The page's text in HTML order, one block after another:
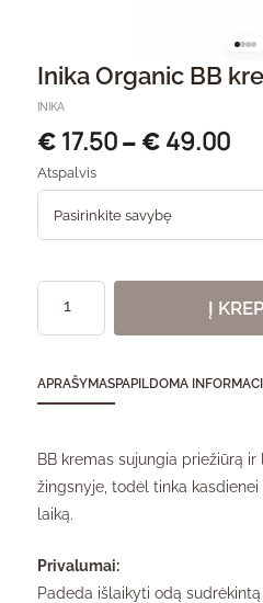
Inika Organic BB
INIKA
€ 17.50– € 49.00
Atspalvis
Į
APRAŠYMASPAPILDOMA
BB kremas sujungia priežiūrą
žingsnyje, todėl tinka
laiką.
Privalumai:
Padeda išlaikyti odą sudrėkintą